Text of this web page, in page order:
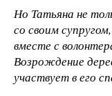
Но Татьяна не
со своим
вместе с
Возрождение
участвует в его